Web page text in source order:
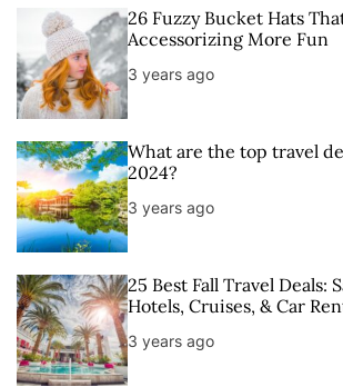
26 Fuzzy Bucket Hats
Accessorizing More Fun
3 years ago
What are the top travel
2024?
3 years ago
25 Best Fall Travel Deals:
Hotels, Cruises, & Car
3 years ago